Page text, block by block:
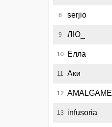
8 serjio
9 ЛЮ_
10 Елла
11 Аки
12 AMALGAME
13 infusoria